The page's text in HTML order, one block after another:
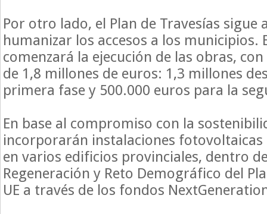
Por otro lado, el Plan de Travesías sigue
humanizar los accesos a los municipios.
comenzará la ejecución de las obras,
de 1,8 millones de euros: 1,3 millones
primera fase y 500.000 euros para la
En base al compromiso con la
incorporarán instalaciones
en varios edificios provinciales, dentro
Regeneración y Reto Demográfico del
UE a través de los fondos